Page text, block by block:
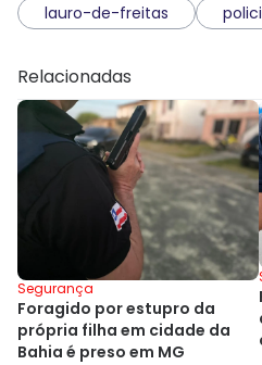
lauro-de-freitas
Relacionadas
Segurança
Foragido por estupro da
própria filha em cidade da
Bahia é preso em MG